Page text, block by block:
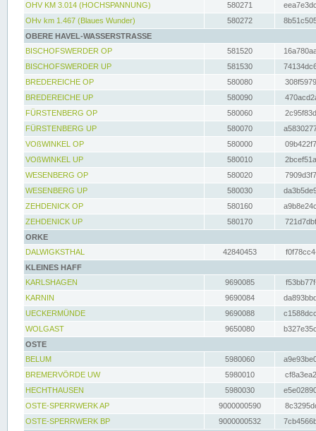
OHV KM 3.014 (HOCHSPANNUNG)
580271
OHv km 1.467 (Blaues Wunder)
580272
OBERE HAVEL-WASSERSTRASSE
BISCHOFSWERDER OP
581520
BISCHOFSWERDER UP
581530
BREDEREICHE OP
580080
BREDEREICHE UP
580090
FÜRSTENBERG OP
580060
FÜRSTENBERG UP
580070
VOßWINKEL OP
580000
VOßWINKEL UP
580010
WESENBERG OP
580020
WESENBERG UP
580030
ZEHDENICK OP
580160
ZEHDENICK UP
580170
ORKE
DALWIGKSTHAL
42840453
KLEINES HAFF
KARLSHAGEN
9690085
KARNIN
9690084
UECKERMÜNDE
9690088
WOLGAST
9650080
OSTE
BELUM
5980060
BREMERVÖRDE UW
5980010
HECHTHAUSEN
5980030
OSTE-SPERRWERK AP
9000000590
OSTE-SPERRWERK BP
9000000532